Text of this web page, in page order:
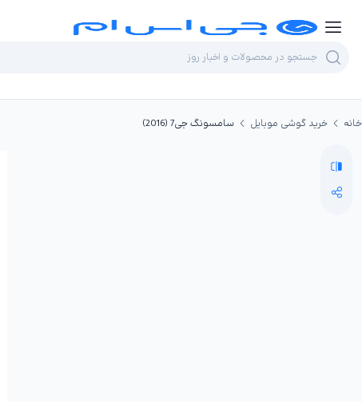
خانه خرید گوشی موبایل سامسونگ جی7 (2016)